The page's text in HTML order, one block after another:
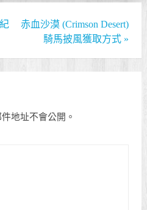
赤血沙漠 (Crimson Desert)
騎馬披風獲取方式 »
地址不會公開。